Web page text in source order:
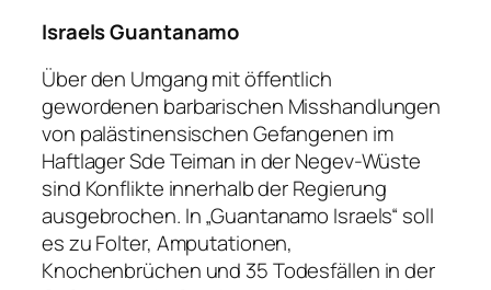
Israels Guantanamo
Über den Umgang mit öffentlich
gewordenen barbarischen Misshandlungen
von palästinensischen Gefangenen im
Haftlager Sde Teiman in der Negev-Wüste
sind Konflikte innerhalb der Regierung
ausgebrochen. In „Guantanamo Israels“ soll
es zu Folter, Amputationen,
Knochenbrüchen und 35 Todesfällen in der